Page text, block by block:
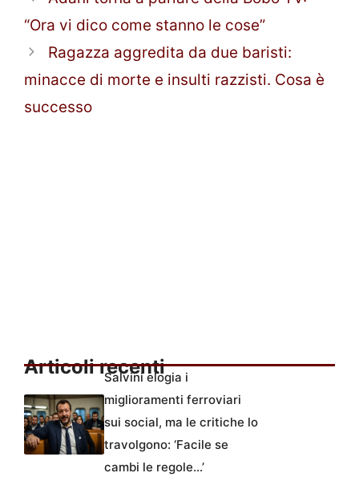
“Ora vi dico come stanno le cose”
Ragazza aggredita da due baristi:
minacce di morte e insulti razzisti. Cosa è
successo
Articoli recenti
Salvini elogia i
miglioramenti ferroviari
sui social, ma le critiche lo
travolgono: ‘Facile se
cambi le regole…’